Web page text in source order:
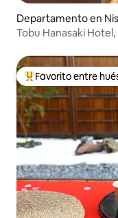
Departamento en
Tobu Hanasaki
privado | Cocina,
Favorito entre los
Favorito entre